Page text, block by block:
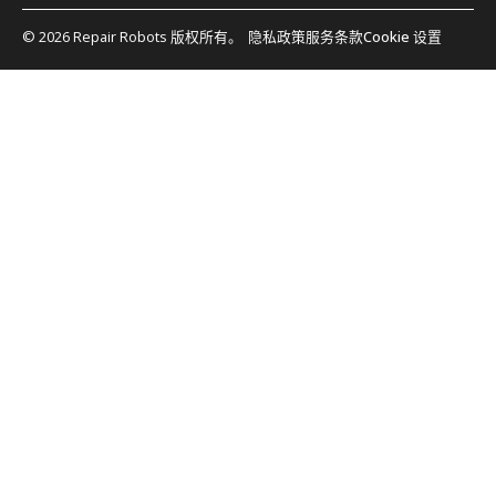
© 2026 Repair Robots 版权所有。 隐私政策服务条款Cookie 设置